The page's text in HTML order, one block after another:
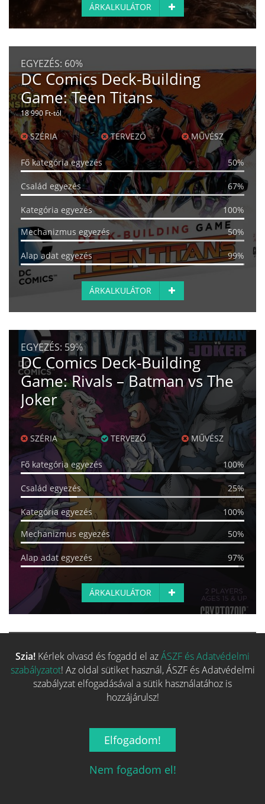
ÁRKALKULÁTOR
EGYEZÉS: 60%
DC Comics Deck-Building
Game: Teen Titans
18 990 Ft-tól
SZÉRIA TERVEZŐ MŰVÉSZ
Fő kategória egyezés 50%
Család egyezés 67%
Kategória egyezés
100%
Mechanizmus egyezés
50%
Alap adat egyezés 99%
ÁRKALKULÁTOR
EGYEZÉS: 59%
DC Comics Deck-Building
Game: Rivals – Batman vs The
Joker
SZÉRIA TERVEZŐ MŰVÉSZ
Fő kategória egyezés 100%
Család egyezés 25%
Kategória egyezés
100%
Mechanizmus egyezés
50%
Alap adat egyezés 97%
ÁRKALKULÁTOR
EGYEZÉS: 58%
DC Deck-Building Game:
Justice League Dark
Szia! Kérlek olvasd és fogadd el azÁSZF és Adatvédelmi
szabályzatot! Az oldal sütiket használ, ÁSZF és Adatvédelmi
szabályzat elfogadásával a sütik használatához is
hozzájárulsz!
Elfogadom!
Nem fogadom el!